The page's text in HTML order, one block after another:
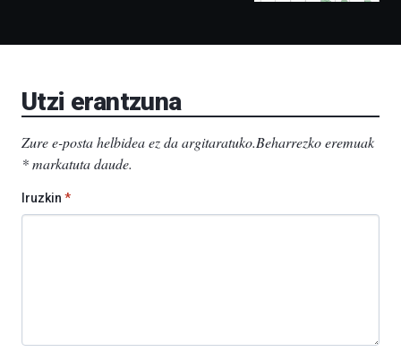
Utzi erantzuna
Zure e-posta helbidea ez da argitaratuko.Beharrezko eremuak
*markatuta daude.
Iruzkin *